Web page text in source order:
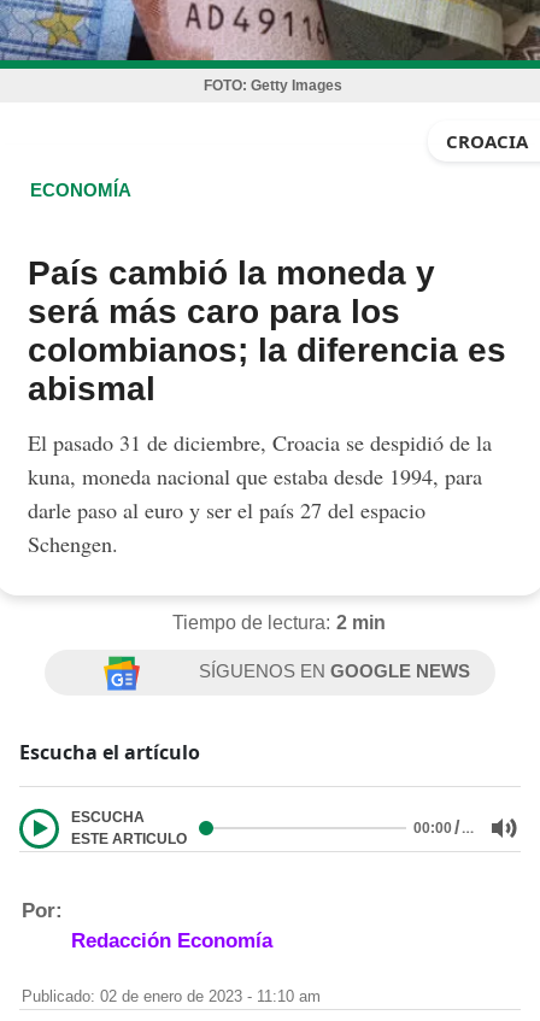
FOTO: Getty Images
CROACIA
ECONOMÍA
País cambió la moneda y
será más caro para los
colombianos; la diferencia es
abismal
El pasado 31 de diciembre, Croacia se despidió de la
kuna, moneda nacional que estaba desde 1994, para
darle paso al euro y ser el país 27 del espacio
Schengen.
Tiempo de lectura: 2 min
SÍGUENOS ENGOOGLE NEWS
Escucha el artículo
ESCUCHA
ESTE ARTICULO
00:00/…
Por:
Redacción Economía
Publicado: 02 de enero de 2023 - 11:10 am